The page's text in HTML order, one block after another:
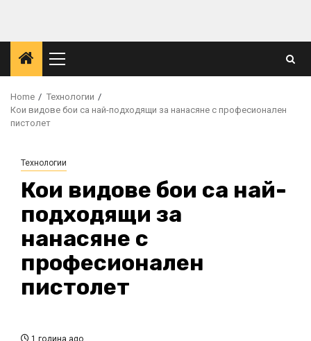
content
Primary
Menu
Home
Технологии
Кои видове бои са най-подходящи за нанасяне с професионален
пистолет
Технологии
Кои видове бои са най-
подходящи за
нанасяне с
професионален
пистолет
1 година ago